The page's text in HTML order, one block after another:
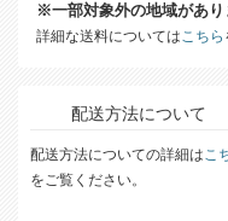
※一部対象外の地域があり
詳細な送料についてはこちら
配送方法について
配送方法についての詳細はこ
をご覧ください。